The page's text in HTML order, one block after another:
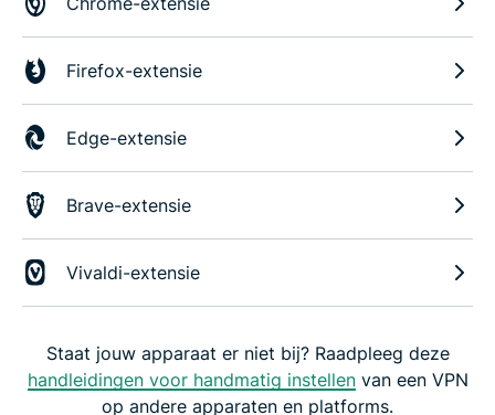
Firefox-extensie
Edge-extensie
Brave-extensie
Vivaldi-extensie
Staat jouw apparaat er niet bij? Raadpleeg deze
handleidingen voor handmatig instellenvan een VPN
op andere apparaten en platforms.